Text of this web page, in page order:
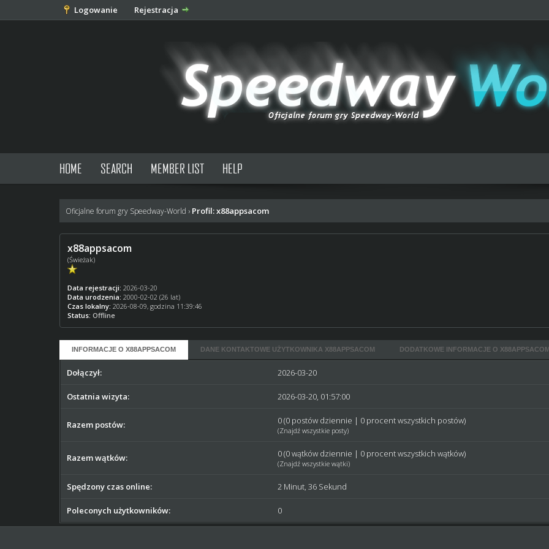
Logowanie Rejestracja
HOME SEARCH MEMBER LIST HELP
Oficjalne forum gry Speedway-World › Profil: x88appsacom
x88appsacom
(Świeżak)
Data rejestracji: 2026-03-20
Data urodzenia: 2000-02-02 (26 lat)
Czas lokalny: 2026-08-09, godzina 11:39:46
Status: Offline
INFORMACJE O X88APPSACOM DANE KONTAKTOWE UŻYTKOWNIKA X88APPSACOM DODATKOWE INFORMACJE O
Dołączył: 2026-03-20
Ostatnia wizyta: 2026-03-20, 01:57:00
Razem postów: 0 (0 postów dziennie | 0 procent wszystkich postów)
(Znajdź wszystkie posty)
Razem wątków: 0 (0 wątków dziennie | 0 procent wszystkich wątków)
(Znajdź wszystkie wątki)
Spędzony czas online: 2 Minut, 36 Sekund
Poleconych użytkowników: 0